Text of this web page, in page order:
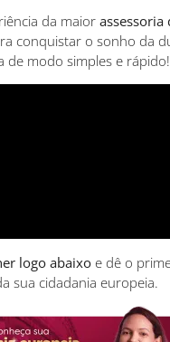
da maior assessoria
conquistar o sonho da
de modo simples e rápido!
logo abaixo e dê o
sua cidadania europeia.